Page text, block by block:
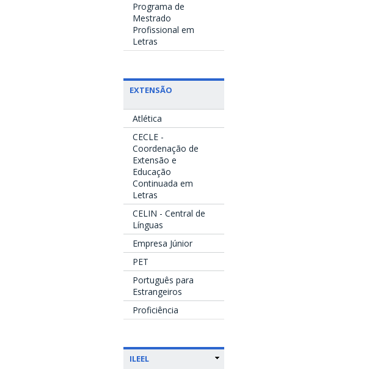
Programa de
Mestrado
Profissional em
Letras
EXTENSÃO
Atlética
CECLE -
Coordenação de
Extensão e
Educação
Continuada em
Letras
CELIN - Central de
Línguas
Empresa Júnior
PET
Português para
Estrangeiros
Proficiência
ILEEL